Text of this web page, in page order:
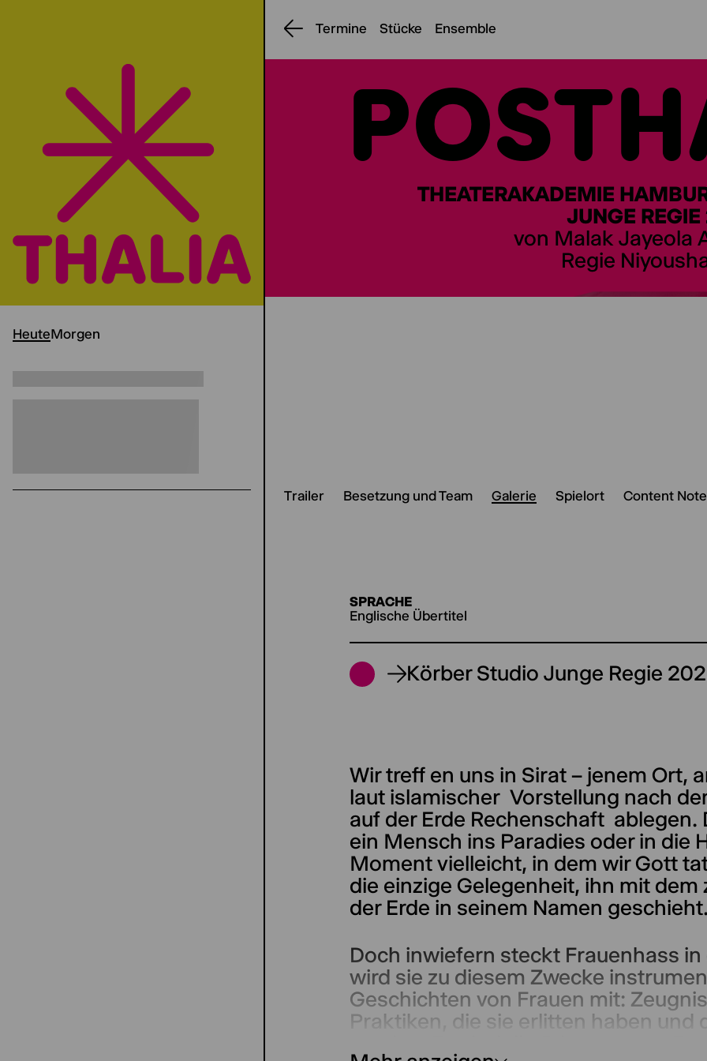
HeuteMorgen
Termine Stücke Ensemble
THEATERAKADEMIE
JUNGE
von Malak Jayeola
Regie
Trailer Besetzung und Team Galerie Spielort Content
SPRACHE
Englische Übertitel
Körber Studio Junge Regie
Wir treff en uns in Sirat – jenem Ort,
laut islamischer Vorstellung nach
auf der Erde Rechenschaft
ein Mensch ins Paradies oder in die
Moment vielleicht, in dem wir Gott
die einzige Gelegenheit, ihn mit
der Erde in seinem Namen geschieht.
Doch inwiefern steckt Frauenhass
wird sie zu diesem Zwecke
Geschichten von Frauen mit:
Praktiken, die sie erlitten haben